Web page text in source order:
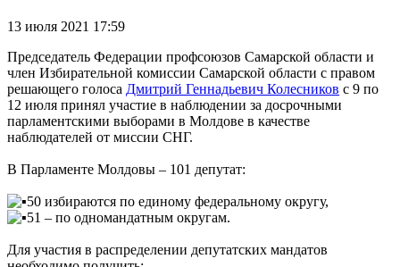
13 июля 2021 17:59
Председатель Федерации профсоюзов Самарской области и
член Избирательной комиссии Самарской области с правом
решающего голоса Дмитрий Геннадьевич Колесников с 9 по
12 июля принял участие в наблюдении за досрочными
парламентскими выборами в Молдове в качестве
наблюдателей от миссии СНГ.
В Парламенте Молдовы – 101 депутат:
50 избираются по единому федеральному округу,
51 – по одномандатным округам.
Для участия в распределении депутатских мандатов